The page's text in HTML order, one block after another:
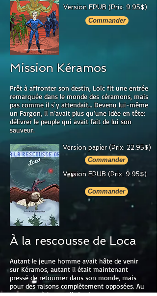
Version EPUB ​(Prix: 9.95$)
Commander
Mission Kéramos
Prêt à affronter son destin, Loïc fit une entrée
remarquée dans le monde descéramons, mais
pas comme il s`y attendait… Devenu lui-même
un Fargon, il n’avait plus qu’une idée en tête:
délivrer le peuple qui avait fait de lui son
sauveur.
Version papier ​(Prix: 22.95$)
Commander
Version EPUB ​(Prix: 9.95$)
Commander
À la rescousse de Loca
Autant le jeune homme avait hâte de venir
sur Kéramos, autant il était maintenant
pressé de retourner dans son monde, mais
pour des raisons complètement opposées. Au
moment où le portail s’activa, une